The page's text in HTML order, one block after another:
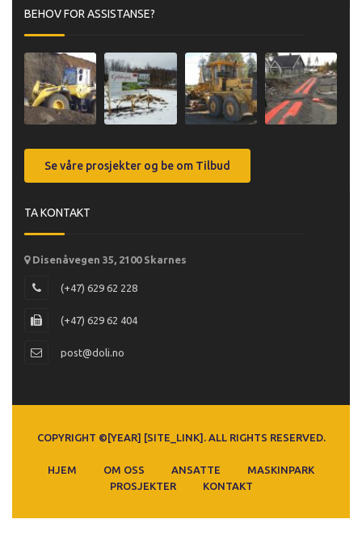
BEHOV FOR ASSISTANSE?
Se våre prosjekter og be om Tilbud
TA KONTAKT
Disenåvegen 35, 2100 Skarnes
(+47) 629 62 228
(+47) 629 62 404
post@doli.no
COPYRIGHT ©[YEAR] [SITE_LINK]. ALL RIGHTS RESERVED.
HJEM OM OSS ANSATTE
MASKINPARK
PROSJEKTER
KONTAKT